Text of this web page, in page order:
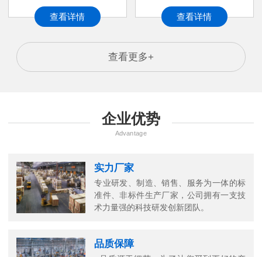
查看详情 查看详情
查看更多+
企业优势
Advantage
实力厂家
专业研发、制造、销售、服务为一体的标
准件、非标件生产厂家，公司拥有一支技
术力量强的科技研发创新团队。
品质保障